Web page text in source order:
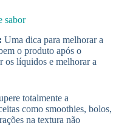
sabor
Uma dica para melhorar a
o produto após o
os líquidos e melhorar a
totalmente a
como smoothies, bolos,
na textura não